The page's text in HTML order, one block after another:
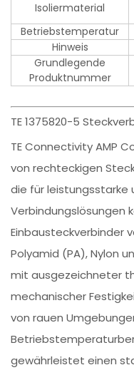
Isoliermaterial
Betriebstemperatur
Hinweis
Grundlegende
Produktnummer
TE 1375820-5
TE Connectivity AMP
von rechteckigen
die für leistungsstarke
Verbindungslösungen
Einbausteckverbinder
Polyamid (PA), Nylon
mit ausgezeichneter
mechanischer
von rauen
gewährleistet einen